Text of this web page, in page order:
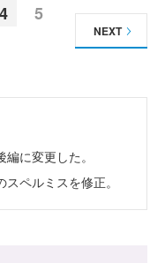
4
5
NEXT
に変更した。
ペルミスを修正。